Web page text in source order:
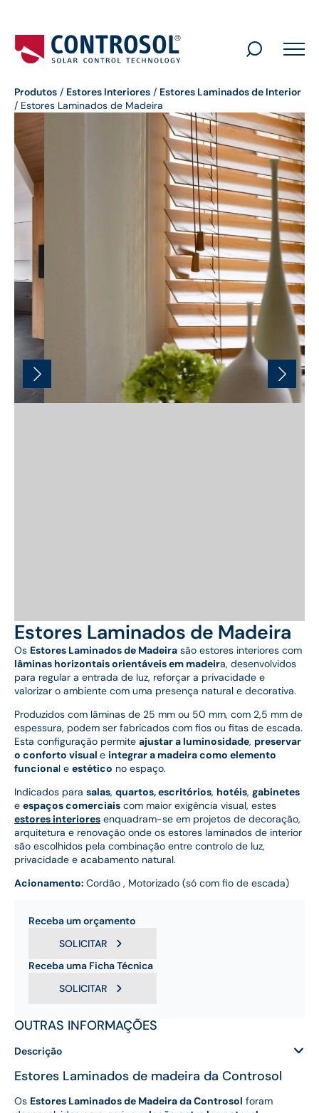
Search
Produtos / Estores Interiores / Estores Laminados de Interior
/ Estores Laminados de Madeira
Estores Laminados de Madeira
Os Estores Laminados de Madeira são estores interiores com
lâminas horizontais orientáveis em madeira, desenvolvidos
para regular a entrada de luz, reforçar a privacidade e
valorizar o ambiente com uma presença natural e decorativa.
Produzidos com lâminas de 25 mm ou 50 mm, com 2,5 mm de
espessura, podem ser fabricados com fios ou fitas de escada.
Esta configuração permite ajustar a luminosidade, preservar
o conforto visual e integrar a madeira como elemento
funcional e estético no espaço.
Indicados para salas, quartos, escritórios, hotéis, gabinetes
e espaços comerciais com maior exigência visual, estes
estores interiores enquadram-se em projetos de decoração,
arquitetura e renovação onde os estores laminados de interior
são escolhidos pela combinação entre controlo de luz,
privacidade e acabamento natural.
Acionamento: Cordão , Motorizado (só com fio de escada)
Receba um orçamento
SOLICITAR
Receba uma Ficha Técnica
SOLICITAR
OUTRAS INFORMAÇÕES
Descrição
Estores Laminados de madeira da Controsol
Os Estores Laminados de Madeira da Controsol foram